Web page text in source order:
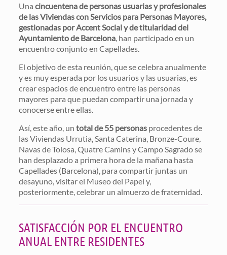
Una cincuentena de personas usuarias y profesionales
de las Viviendas con Servicios para Personas Mayores,
gestionadas por Accent Social y de titularidad del
Ayuntamiento de Barcelona, han participado en un
encuentro conjunto en Capellades.
El objetivo de esta reunión, que se celebra anualmente
y es muy esperada por los usuarios y las usuarias, es
crear espacios de encuentro entre las personas
mayores para que puedan compartir una jornada y
conocerse entre ellas.
Así, este año, un total de 55 personasprocedentes de
las Viviendas Urrutia, Santa Caterina, Bronze-Coure,
Navas de Tolosa, Quatre Camins y Campo Sagrado se
han desplazado a primera hora de la mañana hasta
Capellades (Barcelona), para compartir juntas un
desayuno, visitar el Museo del Papel y,
posteriormente, celebrar un almuerzo de fraternidad.
SATISFACCIÓN POR EL ENCUENTRO
ANUAL ENTRE RESIDENTES